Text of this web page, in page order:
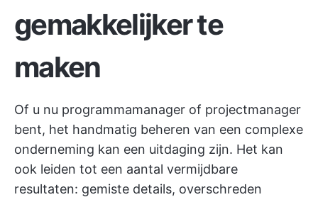
gemakkelijker te
maken
Of u nu programmamanager of projectmanager
bent, het handmatig beheren van een complexe
onderneming kan een uitdaging zijn. Het kan
ook leiden tot een aantal vermijdbare
resultaten: gemiste details, overschreden